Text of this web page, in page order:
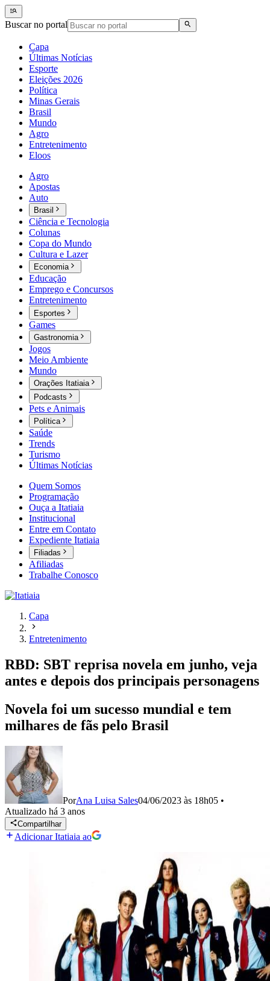
Buscar no portal
Capa
Últimas Notícias
Esporte
Eleições 2026
Política
Minas Gerais
Brasil
Mundo
Agro
Entretenimento
Eloos
Agro
Apostas
Auto
Brasil
Ciência e Tecnologia
Colunas
Copa do Mundo
Cultura e Lazer
Economia
Educação
Emprego e Concursos
Entretenimento
Esportes
Games
Gastronomia
Jogos
Meio Ambiente
Mundo
Orações Itatiaia
Podcasts
Pets e Animais
Política
Saúde
Trends
Turismo
Últimas Notícias
Quem Somos
Programação
Ouça a Itatiaia
Institucional
Entre em Contato
Expediente Itatiaia
Filiadas
Afiliadas
Trabalhe Conosco
Capa
Entretenimento
RBD: SBT reprisa novela em junho, veja
antes e depois dos principais personagens
Novela foi um sucesso mundial e tem
milhares de fãs pelo Brasil
PorAna Luisa Sales04/06/2023 às 18h05 •
Atualizado há 3 anos
Compartilhar
Adicionar Itatiaia ao